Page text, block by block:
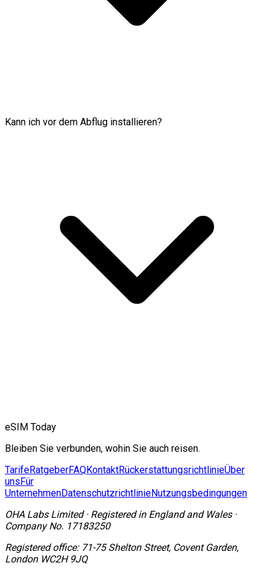
Kann ich vor dem Abflug installieren?
eSIM Today
Bleiben Sie verbunden, wohin Sie auch reisen.
TarifeRatgeberFAQKontaktRückerstattungsrichtlinieÜber
unsFür
UnternehmenDatenschutzrichtlinieNutzungsbedingungen
OHA Labs Limited· Registered in England and Wales·
Company No. 17183250
Registered office: 71-75 Shelton Street, Covent Garden,
London WC2H 9JQ